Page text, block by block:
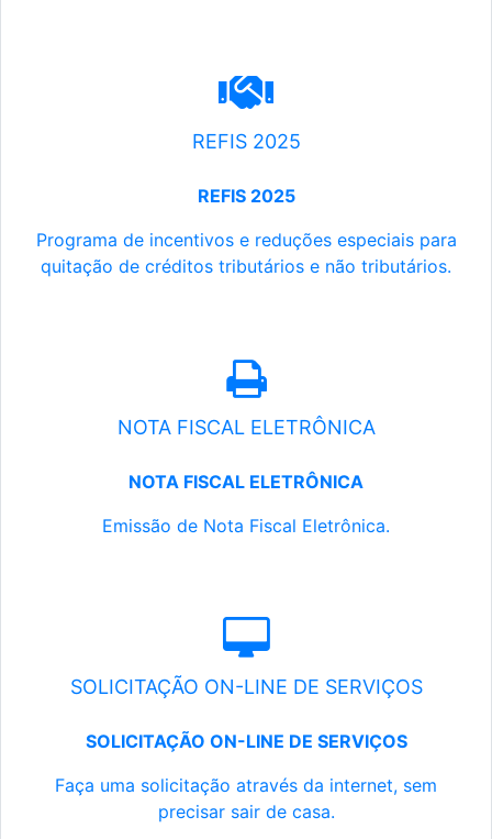
REFIS 2025
REFIS 2025
Programa de incentivos e reduções especiais para
quitação de créditos tributários e não tributários.
NOTA FISCAL ELETRÔNICA
NOTA FISCAL ELETRÔNICA
Emissão de Nota Fiscal Eletrônica.
SOLICITAÇÃO ON-LINE DE SERVIÇOS
SOLICITAÇÃO ON-LINE DE SERVIÇOS
Faça uma solicitação através da internet, sem
precisar sair de casa.